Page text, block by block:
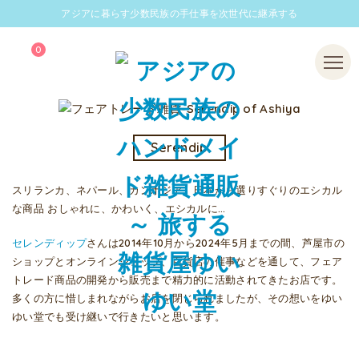
アジアに暮らす少数民族の手仕事を次世代に継承する
0 Menu
Serendip
スリランカ、ネパール、カンボジア、日本から選りすぐりのエシカル
な商品 おしゃれに、かわいく、エシカルに…
セレンディップさんは2014年10月から2024年5月までの間、芦屋市の
ショップとオンラインショップ、百貨店の催事などを通して、フェア
トレード商品の開発から販売まで精力的に活動されてきたお店です。
多くの方に惜しまれながらお店を閉じられましたが、その想いをゆい
ゆい堂でも受け継いで行きたいと思います。